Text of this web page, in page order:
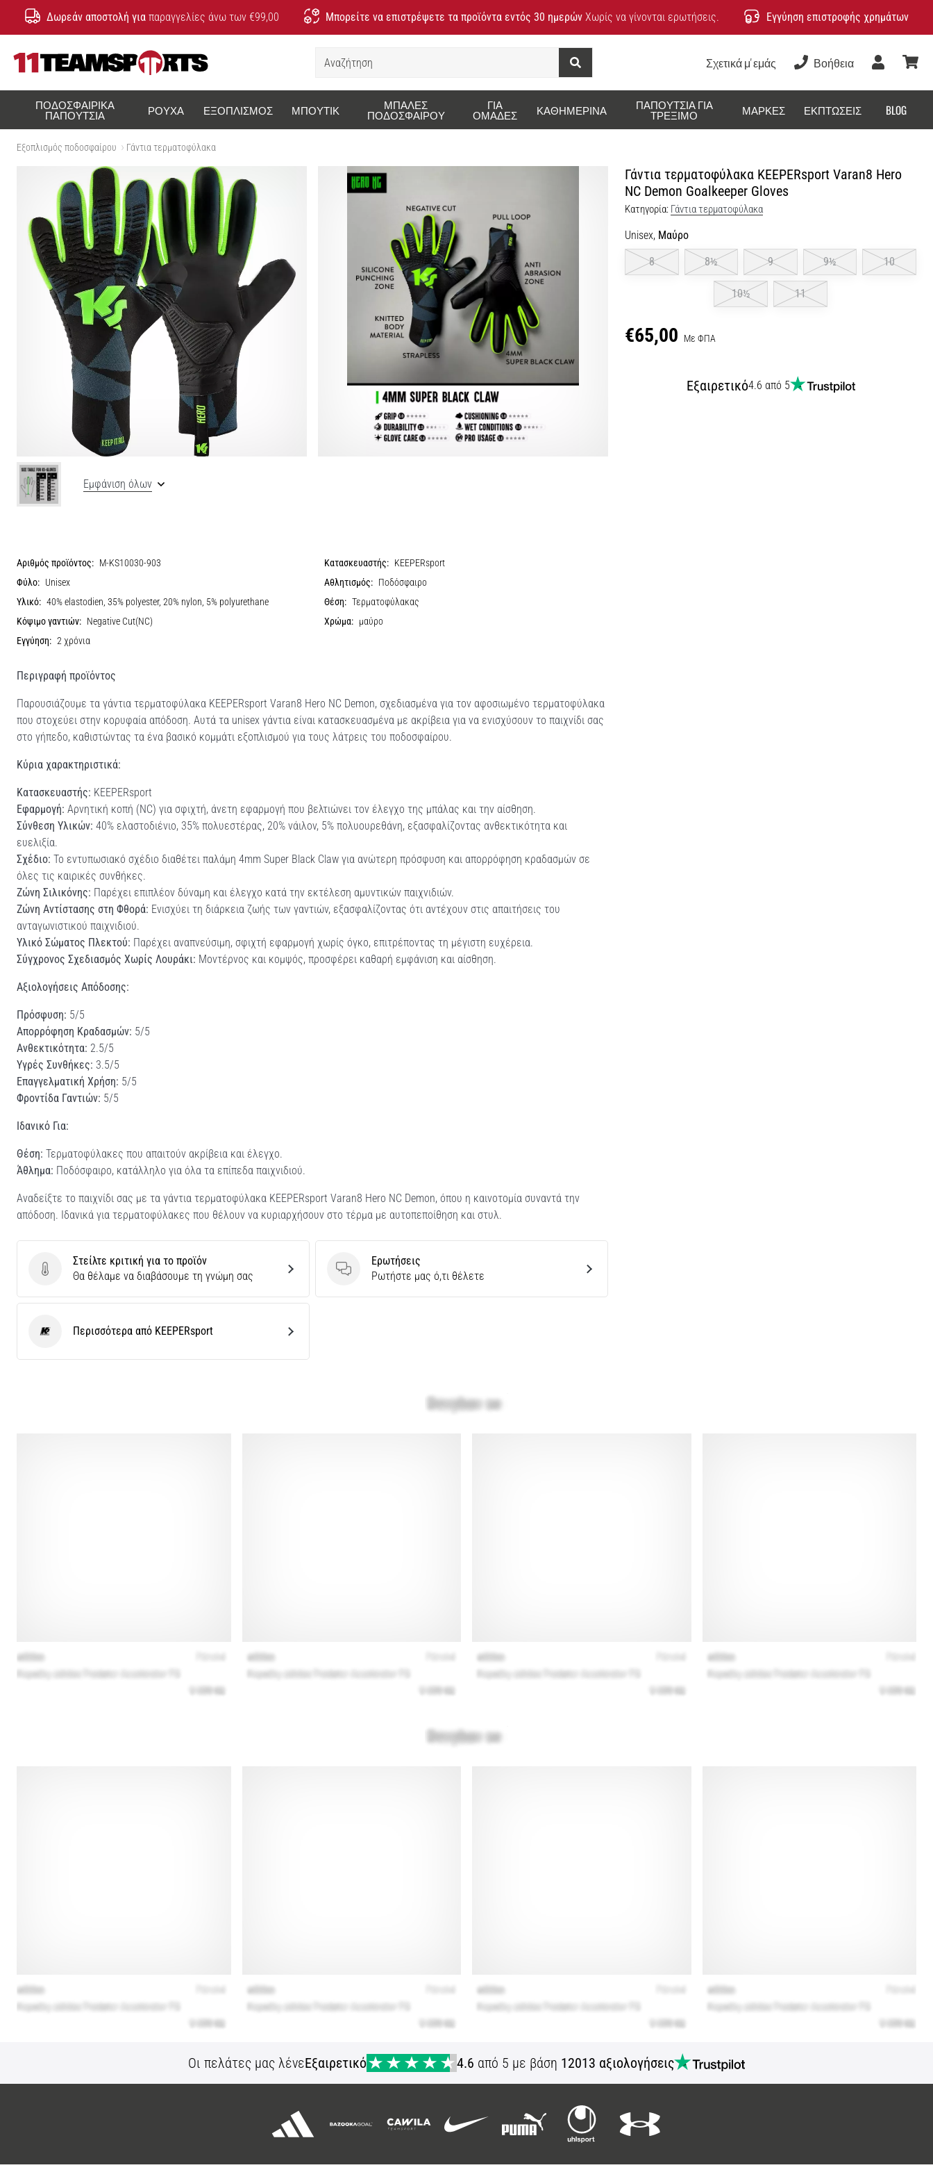
Δωρεάν αποστολή για παραγγελίες άνω των €99,00 Μπορείτε να επιστρέψετε τα προϊόντα εντός 30 ημερών Χωρίς να γίνονται ερωτήσεις. Εγγύηση επιστροφής χρημάτων
Αναζήτηση
Σχετικά μ' εμάς Βοήθεια
Χρήστης
ΠΟΔΟΣΦΑΙΡΙΚΆ
ΠΑΠΟΎΤΣΙΑ ΡΟΎΧΑ ΕΞΟΠΛΙΣΜΌΣ ΜΠΟΥΤΊΚ ΜΠΆΛΕΣ
ΠΟΔΟΣΦΑΊΡΟΥ
ΓΙΑ
ΟΜΆΔΕΣ ΚΑΘΗΜΕΡΙΝΆ ΠΑΠΟΎΤΣΙΑ ΓΙΑ
ΤΡΈΞΙΜΟ ΜΆΡΚΕΣ ΕΚΠΤΏΣΕΙΣ BLOG
Εξοπλισμός ποδοσφαίρου Γάντια τερματοφύλακα
Γάντια τερματοφύλακα KEEPERsport Varan8 Hero
NC Demon Goalkeeper Gloves
Κατηγορία: Γάντια τερματοφύλακα
Unisex, Μαύρο
8
8½ 9 9½ 10
10½ 11
€65,00 Με ΦΠΑ
Εξαιρετικό4.6 από 5
Εμφάνιση όλων
Αριθμός προϊόντος: M-KS10030-903 Κατασκευαστής: KEEPERsport
Φύλο: Unisex Αθλητισμός: Ποδόσφαιρο
Υλικό: 40% elastodien, 35% polyester, 20% nylon, 5% polyurethane Θέση: Τερματοφύλακας
Κόψιμο γαντιών: Negative Cut(NC) Χρώμα: μαύρο
Εγγύηση: 2 χρόνια
Περιγραφή προϊόντος
Παρουσιάζουμε τα γάντια τερματοφύλακα KEEPERsport Varan8 Hero NC Demon, σχεδιασμένα για τον αφοσιωμένο τερματοφύλακα
που στοχεύει στην κορυφαία απόδοση. Αυτά τα unisex γάντια είναι κατασκευασμένα με ακρίβεια για να ενισχύσουν το παιχνίδι σας
στο γήπεδο, καθιστώντας τα ένα βασικό κομμάτι εξοπλισμού για τους λάτρεις του ποδοσφαίρου.
Κύρια χαρακτηριστικά:
Κατασκευαστής: KEEPERsport
Εφαρμογή: Αρνητική κοπή (NC) για σφιχτή, άνετη εφαρμογή που βελτιώνει τον έλεγχο της μπάλας και την αίσθηση.
Σύνθεση Υλικών: 40% ελαστοδιένιο, 35% πολυεστέρας, 20% νάιλον, 5% πολυουρεθάνη, εξασφαλίζοντας ανθεκτικότητα και
ευελιξία.
Σχέδιο: Το εντυπωσιακό σχέδιο διαθέτει παλάμη 4mm Super Black Claw για ανώτερη πρόσφυση και απορρόφηση κραδασμών σε
όλες τις καιρικές συνθήκες.
Ζώνη Σιλικόνης: Παρέχει επιπλέον δύναμη και έλεγχο κατά την εκτέλεση αμυντικών παιχνιδιών.
Ζώνη Αντίστασης στη Φθορά: Ενισχύει τη διάρκεια ζωής των γαντιών, εξασφαλίζοντας ότι αντέχουν στις απαιτήσεις του
ανταγωνιστικού παιχνιδιού.
Υλικό Σώματος Πλεκτού: Παρέχει αναπνεύσιμη, σφιχτή εφαρμογή χωρίς όγκο, επιτρέποντας τη μέγιστη ευχέρεια.
Σύγχρονος Σχεδιασμός Χωρίς Λουράκι: Μοντέρνος και κομψός, προσφέρει καθαρή εμφάνιση και αίσθηση.
Αξιολογήσεις Απόδοσης:
Πρόσφυση: 5/5
Απορρόφηση Κραδασμών: 5/5
Ανθεκτικότητα: 2.5/5
Υγρές Συνθήκες: 3.5/5
Επαγγελματική Χρήση: 5/5
Φροντίδα Γαντιών: 5/5
Ιδανικό Για:
Θέση: Τερματοφύλακες που απαιτούν ακρίβεια και έλεγχο.
Άθλημα: Ποδόσφαιρο, κατάλληλο για όλα τα επίπεδα παιχνιδιού.
Αναδείξτε το παιχνίδι σας με τα γάντια τερματοφύλακα KEEPERsport Varan8 Hero NC Demon, όπου η καινοτομία συναντά την
απόδοση. Ιδανικά για τερματοφύλακες που θέλουν να κυριαρχήσουν στο τέρμα με αυτοπεποίθηση και στυλ.
Στείλτε κριτική για το προϊόν
Στείλτε κριτική για το προϊόν
Θα θέλαμε να διαβάσουμε τη γνώμη σας
Ερωτήσεις
Ερωτήσεις
Ρωτήστε μας ό,τι θέλετε
KEEPERsportΠερισσότερα από KEEPERsport
Οι πελάτες μας λένεΕξαιρετικό 4.6 από 5 με βάση 12013 αξιολογήσεις